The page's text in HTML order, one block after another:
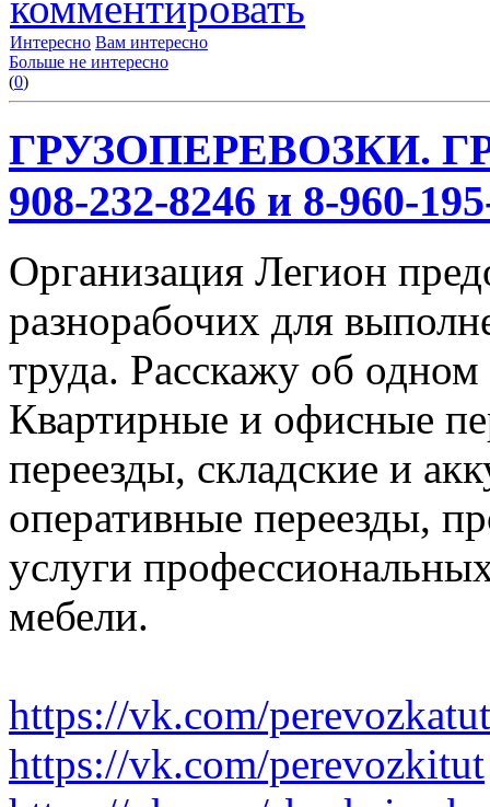
Интересно Вам интересно
Больше не интересно
(0)
ГРУЗОПЕРЕВОЗКИ.
908-232-8246 и 8-960-
Организация Легион
разнорабочих для
труда. Расскажу об
Квартирные и офисные
переезды, складские и
оперативные переезды,
услуги
мебели.
https://vk.com/perevozkatut
https://vk.com/perevozkitut